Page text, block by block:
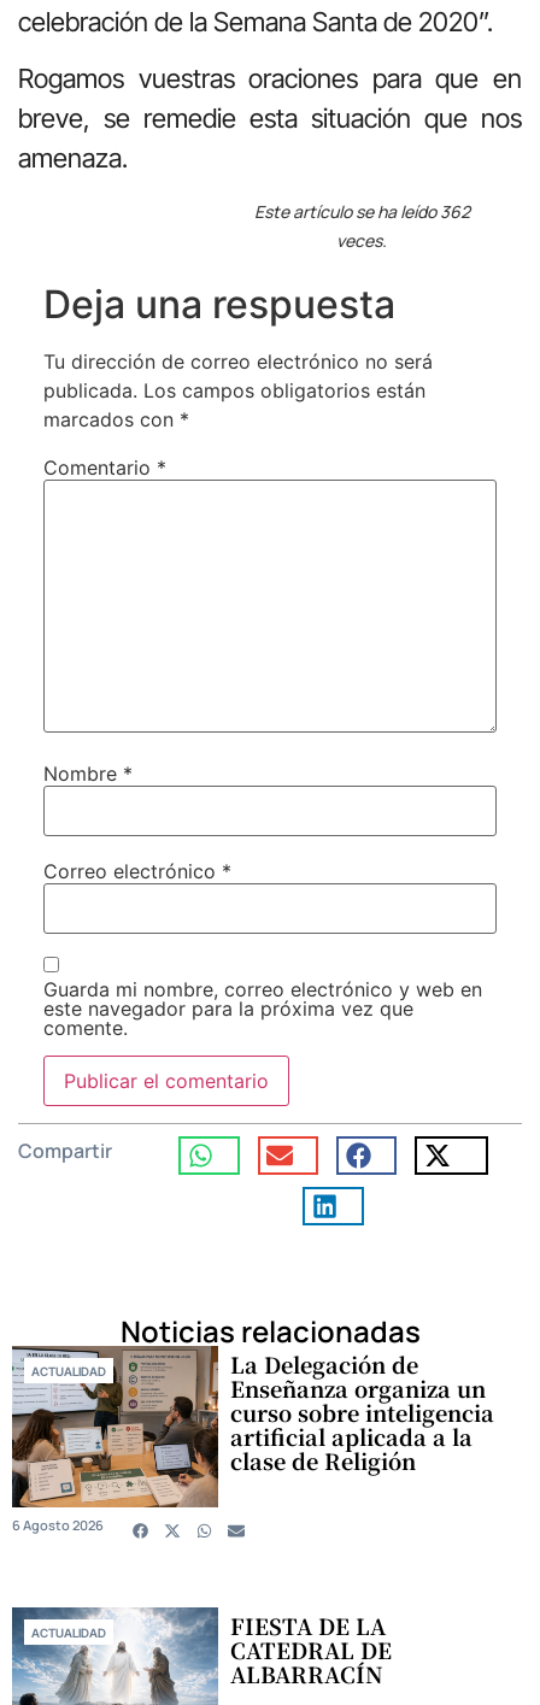
celebración de la Semana Santa de 2020”.
Rogamos vuestras oraciones para que en
breve, se remedie esta situación que nos
amenaza.
Este artículo se ha leído 362
veces.
Deja una respuesta
Tu dirección de correo electrónico no será
publicada. Los campos obligatorios están
marcados con *
Comentario *
Nombre *
Correo electrónico *
Guarda mi nombre, correo electrónico y web en
este navegador para la próxima vez que
comente.
Compartir
Noticias relacionadas
ACTUALIDAD La Delegación de
Enseñanza organiza un
curso sobre inteligencia
artificial aplicada a la
clase de Religión
6 Agosto 2026
ACTUALIDAD FIESTA DE LA
CATEDRAL DE
ALBARRACÍN